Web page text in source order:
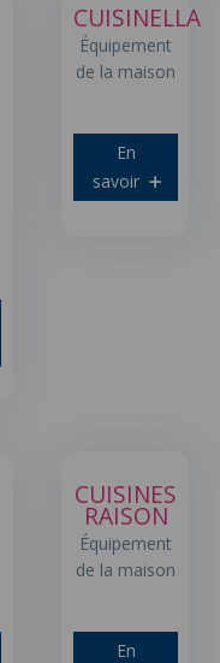
CUISINELLA
Équipement
de la maison
En
savoir
CUISINES
RAISON
Équipement
de la maison
En